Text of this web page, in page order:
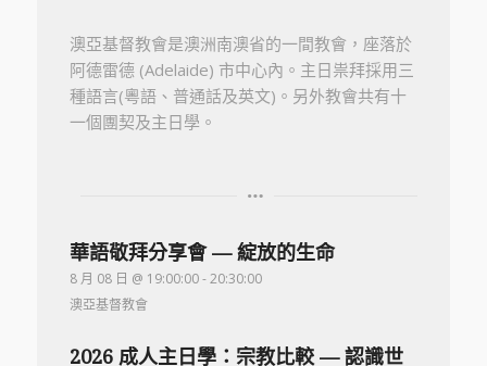
澳亞基督教會是澳洲南澳省的一間教會，座落於
阿德雷德 (Adelaide) 市中心內。主日祟拜採用三
種語言(粵語、普通話及英文)。另外教會共有十
一個團契及主日學。
華語敬拜分享會 — 綻放的生命
8 月 08 日 @ 19:00:00-20:30:00
澳亞基督教會
2026 成人主日學：宗教比較 — 認識世